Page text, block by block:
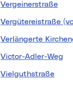
Vergeinerstraße
Vergütereistraße
Verlängerte
Victor-Adler-Weg
Vielguthstraße